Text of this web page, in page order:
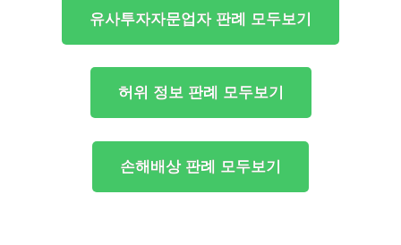
유사투자자문업자 판례 모두보기
허위 정보 판례 모두보기
손해배상 판례 모두보기